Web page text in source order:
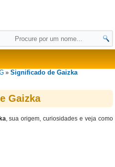
»Significado de Gaizka
Gaizka
, sua origem, curiosidades e veja como